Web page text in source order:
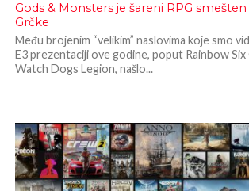
Gods & Monsters je šareni RPG
Grčke
Među brojenim “velikim” naslovima koje smo
E3 prezentaciji ove godine, poput Rainbow
Watch Dogs Legion, našlo...